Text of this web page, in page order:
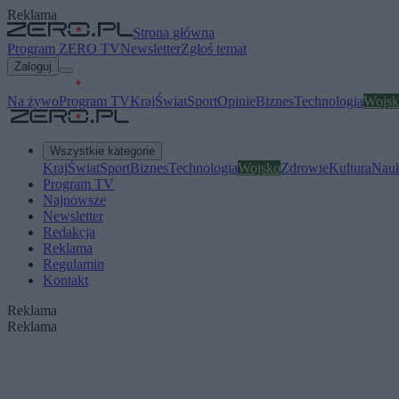
Reklama
Strona główna
Program ZERO TVNewsletterZgłoś temat
Zaloguj
Na żywoProgram TVKrajŚwiatSportOpinieBiznesTechnologia
Wszystkie kategorie
KrajŚwiatSportBiznesTechnologiaWojskoZdrowieKultura
Program TV
Najnowsze
Newsletter
Redakcja
Reklama
Regulamin
Kontakt
Reklama
Reklama